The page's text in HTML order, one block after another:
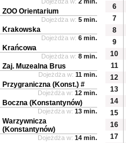
6
7
8
9
10
11
12
13
14
15
16
17
ZOO Orientarium
Dojeżdża w: 5 min.
Krakowska
Dojeżdża w: 6 min.
Krańcowa
Dojeżdża w: 8 min.
Zaj. Muzealna Brus
Dojeżdża w: 11 min.
Przygraniczna (Konst.) #
Dojeżdża w: 12 min.
Boczna (Konstantynów)
Dojeżdża w: 13 min.
Warzywnicza
(Konstantynów)
Dojeżdża w: 14 min.